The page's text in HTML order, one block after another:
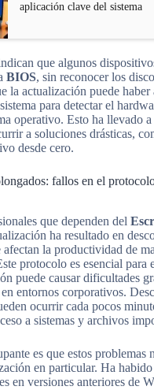
aplicación clave del sistema
que algunos
BIOS, sin reconocer los
la actualización puede haber
para detectar el
operativo. Esto ha llevado
a soluciones drásticas,
desde cero.
fallos en el
que dependen del
ha resultado en
afectan la productividad de
protocolo es esencial para
puede causar dificultades
entornos corporativos.
ocurrir cada pocos
a sistemas y archivos
es que estos problemas
en particular. Ha
en versiones anteriores de